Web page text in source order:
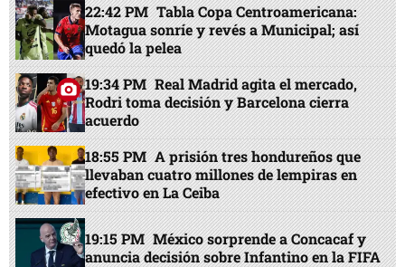
22:42 PM Tabla Copa Centroamericana:
Motagua sonríe y revés a Municipal; así
quedó la pelea
19:34 PM Real Madrid agita el mercado,
Rodri toma decisión y Barcelona cierra
acuerdo
18:55 PM A prisión tres hondureños que
llevaban cuatro millones de lempiras en
efectivo en La Ceiba
19:15 PM México sorprende a Concacaf y
anuncia decisión sobre Infantino en la FIFA